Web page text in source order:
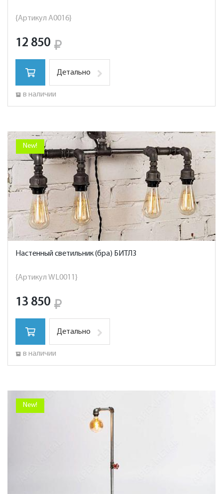
{Артикул A0016}
12 850
Детально
в наличии
New!
Настенный светильник (бра) БИТЛЗ
{Артикул WL0011}
13 850
Детально
в наличии
New!